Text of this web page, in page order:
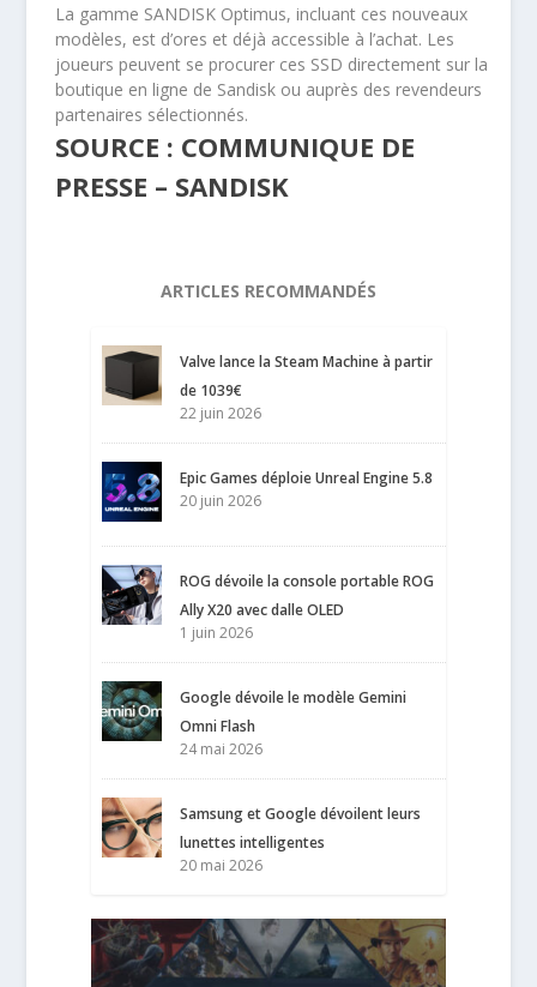
La gamme SANDISK Optimus, incluant ces nouveaux
modèles, est d’ores et déjà accessible à l’achat. Les
joueurs peuvent se procurer ces SSD directement sur la
boutique en ligne de Sandisk ou auprès des revendeurs
partenaires sélectionnés.
SOURCE : COMMUNIQUE DE
PRESSE – SANDISK
ARTICLES RECOMMANDÉS
Valve lance la Steam Machine à partir
de 1039€
22 juin 2026
Epic Games déploie Unreal Engine 5.8
20 juin 2026
ROG dévoile la console portable ROG
Ally X20 avec dalle OLED
1 juin 2026
Google dévoile le modèle Gemini
Omni Flash
24 mai 2026
Samsung et Google dévoilent leurs
lunettes intelligentes
20 mai 2026